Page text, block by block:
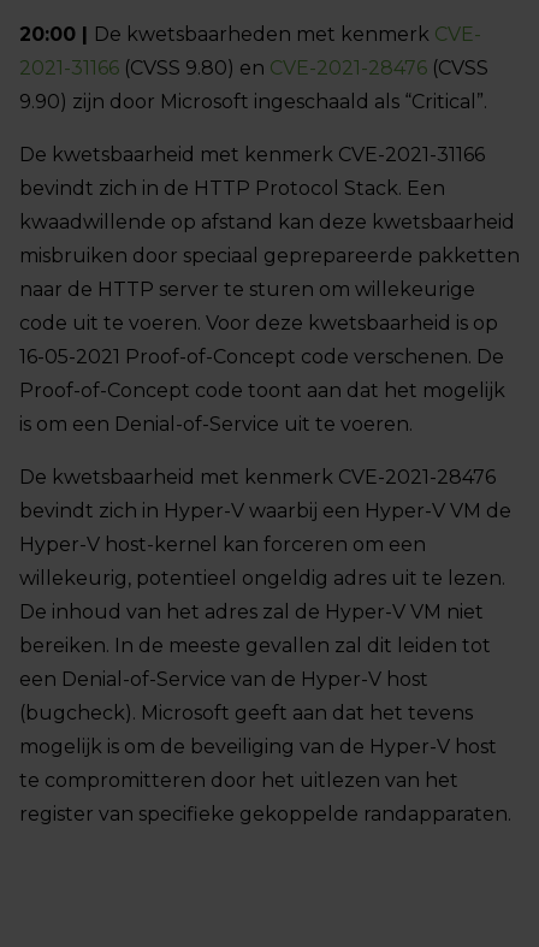
20:00 | De kwetsbaarheden met kenmerk CVE-
2021-31166 (CVSS 9.80) en CVE-2021-28476 (CVSS
9.90) zijn door Microsoft ingeschaald als “Critical”.
De kwetsbaarheid met kenmerk CVE-2021-31166
bevindt zich in de HTTP Protocol Stack. Een
kwaadwillende op afstand kan deze kwetsbaarheid
misbruiken door speciaal geprepareerde pakketten
naar de HTTP server te sturen om willekeurige
code uit te voeren. Voor deze kwetsbaarheid is op
16-05-2021 Proof-of-Concept code verschenen. De
Proof-of-Concept code toont aan dat het mogelijk
is om een Denial-of-Service uit te voeren.
De kwetsbaarheid met kenmerk CVE-2021-28476
bevindt zich in Hyper-V waarbij een Hyper-V VM de
Hyper-V host-kernel kan forceren om een
willekeurig, potentieel ongeldig adres uit te lezen.
De inhoud van het adres zal de Hyper-V VM niet
bereiken. In de meeste gevallen zal dit leiden tot
een Denial-of-Service van de Hyper-V host
(bugcheck). Microsoft geeft aan dat het tevens
mogelijk is om de beveiliging van de Hyper-V host
te compromitteren door het uitlezen van het
register van specifieke gekoppelde randapparaten.